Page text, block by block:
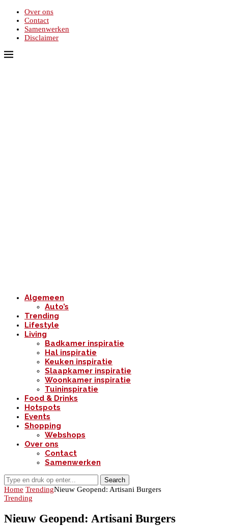
Over ons
Contact
Samenwerken
Disclaimer
Algemeen
Auto’s
Trending
Lifestyle
Living
Badkamer inspiratie
Hal inspiratie
Keuken inspiratie
Slaapkamer inspiratie
Woonkamer inspiratie
Tuininspiratie
Food & Drinks
Hotspots
Events
Shopping
Webshops
Over ons
Contact
Samenwerken
Search
Home TrendingNieuw Geopend: Artisani Burgers
Trending
Nieuw Geopend: Artisani Burgers